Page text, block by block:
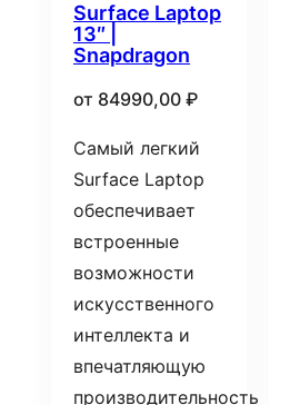
Surface Laptop
13″ |
Snapdragon
от 84990,00 ₽
Самый легкий
Surface Laptop
обеспечивает
встроенные
возможности
искусственного
интеллекта и
впечатляющую
производительность